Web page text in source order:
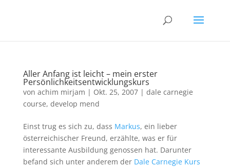
Aller Anfang ist leicht – mein erster
Persönlichkeitsentwicklungskurs
von achim mirjam | Okt. 25, 2007| dale carnegie
course, develop mend
Einst trug es sich zu, dass Markus, ein lieber
österreichischer Freund, erzählte, was er für
interessante Ausbildung genossen hat. Darunter
befand sich unter anderem der Dale Carnegie Kurs